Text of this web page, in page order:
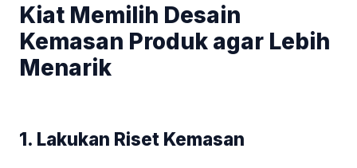
Kiat Memilih Desain
Kemasan Produk agar Lebih
Menarik
1. Lakukan Riset Kemasan